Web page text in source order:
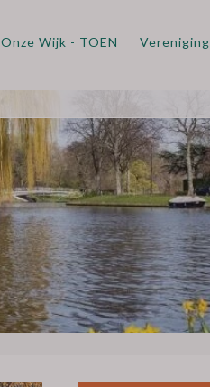
Onze Wijk - TOEN Vereniging